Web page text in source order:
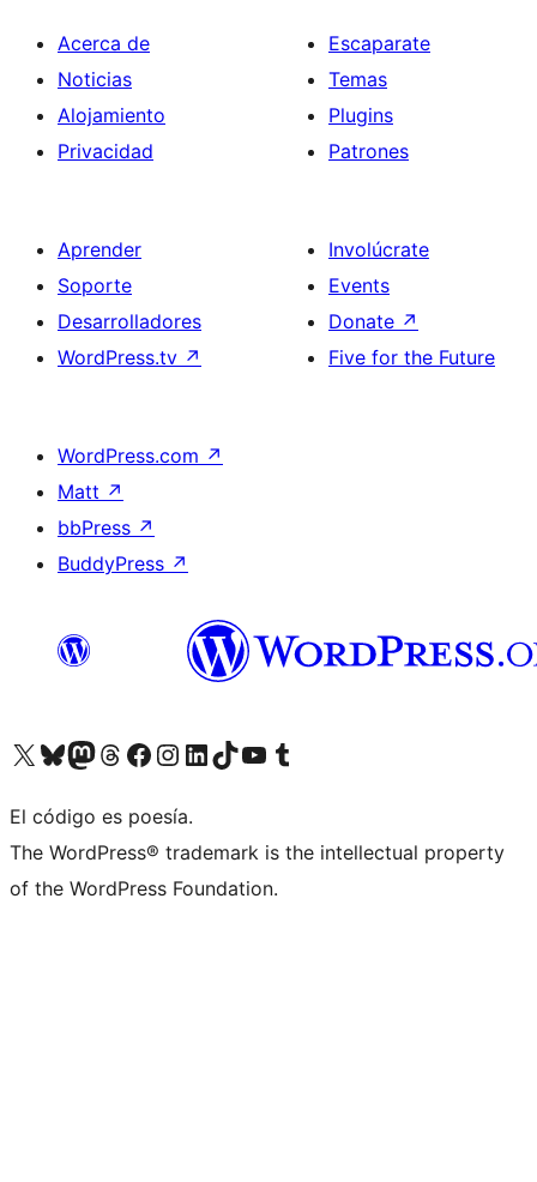
Acerca de
Noticias
Alojamiento
Privacidad
Escaparate
Temas
Plugins
Patrones
Aprender
Soporte
Desarrolladores
WordPress.tv ↗
Involúcrate
Events
Donate ↗
Five for the Future
WordPress.com ↗
Matt ↗
bbPress ↗
BuddyPress ↗
Visit our X (formerly Twitter) account
Visit our Bluesky account
Visit our Mastodon account
Visit our Threads account
Visita nuestra página de Facebook
Visita nuestra cuenta de Instagram
Visita nuestra cuenta de LinkedIn
Visit our TikTok account
Visita nuestro canal de YouTube
Visit our Tumblr account
El código es poesía.
The WordPress® trademark is the intellectual property
of the WordPress Foundation.